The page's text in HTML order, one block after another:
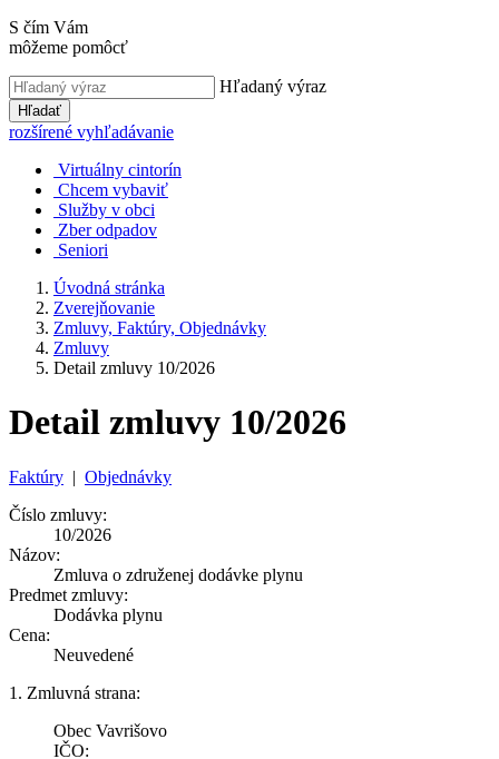
S čím Vám
môžeme pomôcť
Hľadaný výraz
Hľadať
rozšírené vyhľadávanie
Virtuálny cintorín
Chcem vybaviť
Služby v obci
Zber odpadov
Seniori
Úvodná stránka
Zverejňovanie
Zmluvy, Faktúry, Objednávky
Zmluvy
Detail zmluvy 10/2026
Detail zmluvy 10/2026
Faktúry | Objednávky
Číslo zmluvy:
10/2026
Názov:
Zmluva o združenej dodávke plynu
Predmet zmluvy:
Dodávka plynu
Cena:
Neuvedené
1. Zmluvná strana:
Obec Vavrišovo
IČO: